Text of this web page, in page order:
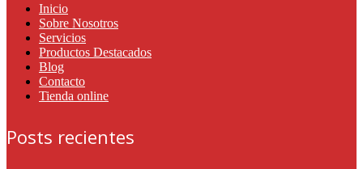
Inicio
Sobre Nosotros
Servicios
Productos Destacados
Blog
Contacto
Tienda online
Posts recientes